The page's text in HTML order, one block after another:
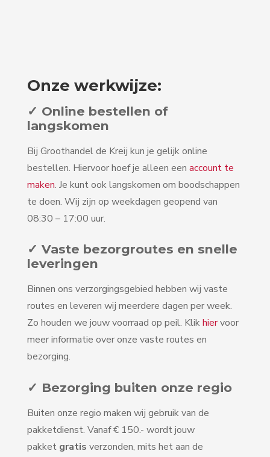
Onze werkwijze:
✓ Online bestellen of
langskomen
Bij Groothandel de Kreij kun je gelijk online
bestellen. Hiervoor hoef je alleen een account te
maken. Je kunt ook langskomen om boodschappen
te doen. Wij zijn op weekdagen geopend van
08:30 – 17:00 uur.
✓ Vaste bezorgroutes en snelle
leveringen
Binnen ons verzorgingsgebied hebben wij vaste
routes en leveren wij meerdere dagen per week.
Zo houden we jouw voorraad op peil. Klikhiervoor
meer informatie over onze vaste routes en
bezorging.
✓ Bezorging buiten onze regio
Buiten onze regio maken wij gebruik van de
pakketdienst. Vanaf € 150.- wordt jouw
pakket gratis verzonden, mits het aan de